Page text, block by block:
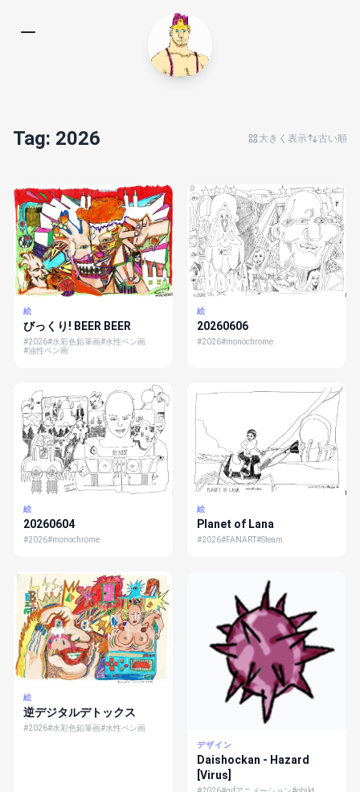
Tag: 2026 大きく表示 古い順
絵
びっくり! BEER BEER
#2026#水彩色鉛筆画#水性ペン画
#油性ペン画
絵
20260606
#2026#monochrome
絵
20260604
#2026#monochrome
絵
Planet of Lana
#2026#FANART#Steam
絵
逆デジタルデトックス
#2026#水彩色鉛筆画#水性ペン画
デザイン
Daishockan - Hazard
[Virus]